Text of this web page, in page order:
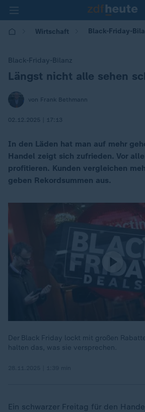
Wirtschaft Black-Friday-
Black-Friday-Bilanz
:Längst nicht alle sehen
von Frank Bethmann
02.12.2025 | 17:13
In den Läden hat man auf mehr
Handel zeigt sich zufrieden. Vor
profitieren. Kunden vergleichen
geben Rekordsummen aus.
Der Black Friday lockt mit großen
halten das, was sie versprechen.
Ein schwarzer Freitag für den